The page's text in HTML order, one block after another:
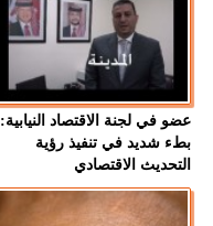
عضو في لجنة الاقتصاد النيابية:
بطء شديد في تنفيذ رؤية
التحديث الاقتصادي